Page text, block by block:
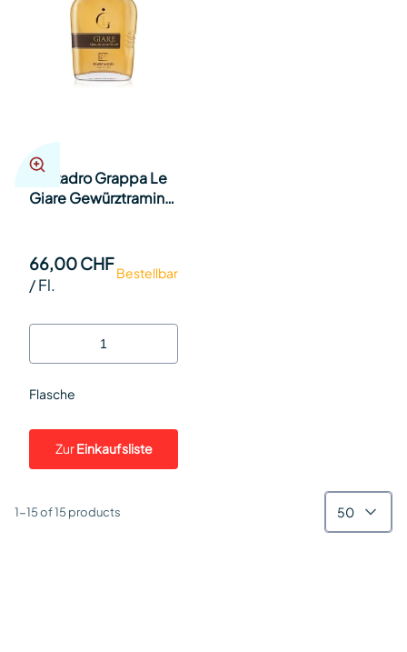
Marzadro Grappa Le
Giare Gewürztraminer
Bestellbar
66,00 CHF
/Fl.
Flasche
ZurEinkaufsliste
1-15 of 15 products 50